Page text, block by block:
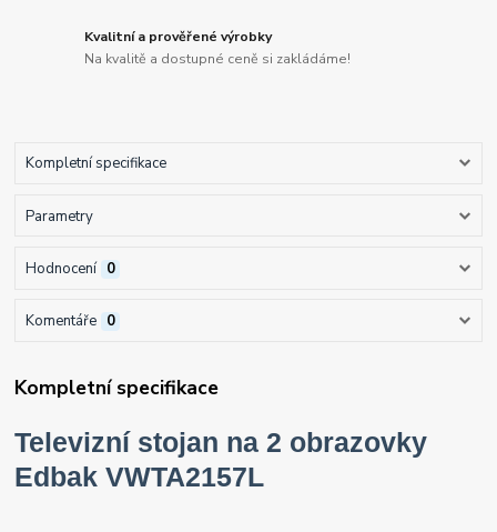
Kvalitní a prověřené výrobky
Na kvalitě a dostupné ceně si zakládáme!
Kompletní specifikace
Parametry
Hodnocení 0
Komentáře 0
Kompletní specifikace
Televizní stojan na 2 obrazovky
Edbak VWTA2157L